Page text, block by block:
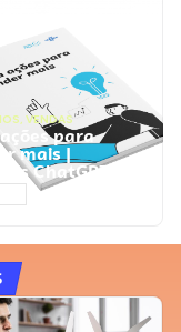
, VENDAS
ações para
mais |
ChatGPT